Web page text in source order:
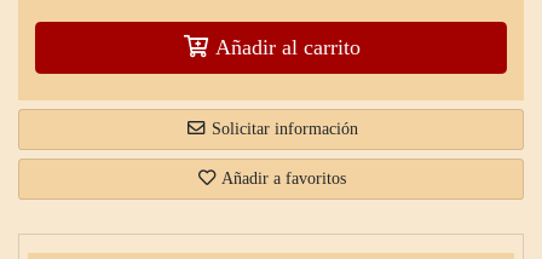
Añadir al carrito
Solicitar información
Añadir a favoritos